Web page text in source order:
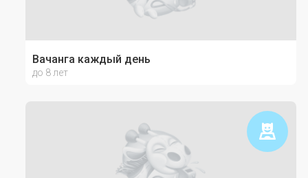
Вачанга каждый день
до 8 лет